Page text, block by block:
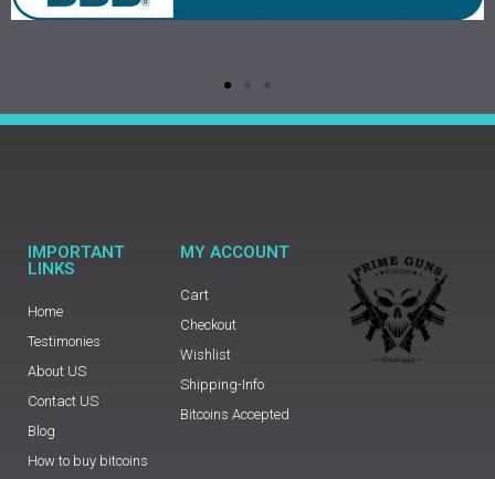
IMPORTANT
LINKS
Home
Testimonies
About US
Contact US
Blog
How to buy bitcoins
MY ACCOUNT
Cart
Checkout
Wishlist
Shipping-Info
Bitcoins Accepted